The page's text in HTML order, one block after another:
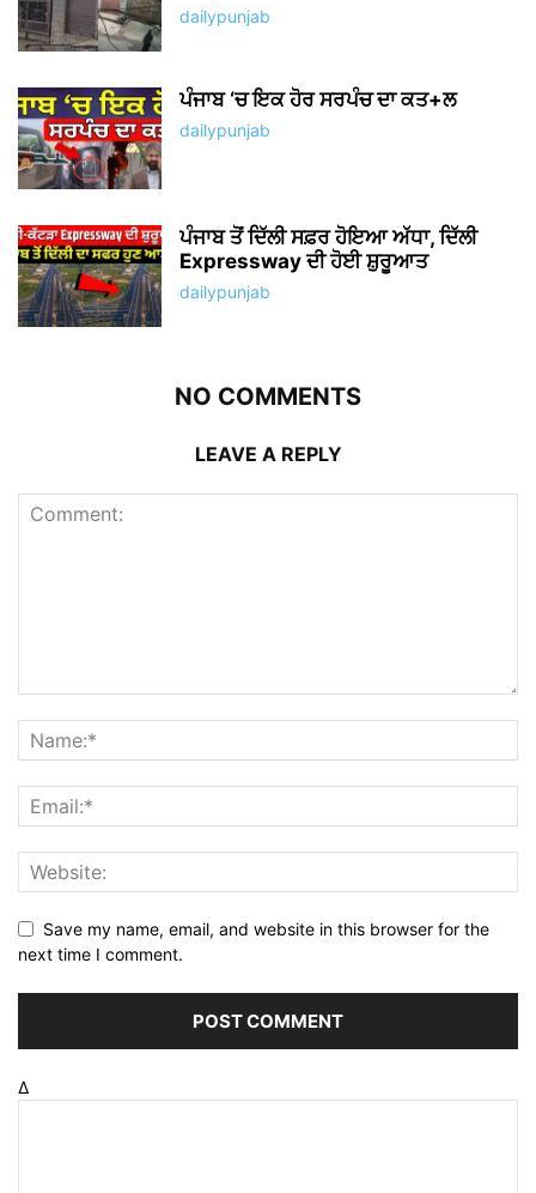
dailypunjab
ਪੰਜਾਬ ‘ਚ ਇਕ ਹੋਰ ਸਰਪੰਚ ਦਾ ਕਤ+ਲ
dailypunjab
ਪੰਜਾਬ ਤੋਂ ਦਿੱਲੀ ਸਫ਼ਰ ਹੋਇਆ ਅੱਧਾ, ਦਿੱਲੀ
Expressway ਦੀ ਹੋਈ ਸ਼ੁਰੂਆਤ
dailypunjab
NO COMMENTS
LEAVE A REPLY
Save my name, email, and website in this browser for the
next time I comment.
Δ